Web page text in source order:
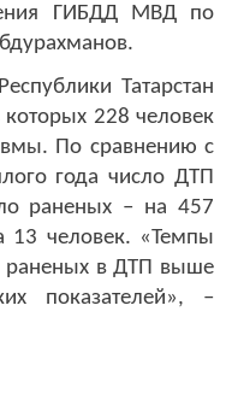
ГИБДД МВД по
Татарстан
228 человек
По сравнению с
года число ДТП
раненых – на 457
13 человек. «Темпы
раненых в ДТП выше
показателей», –